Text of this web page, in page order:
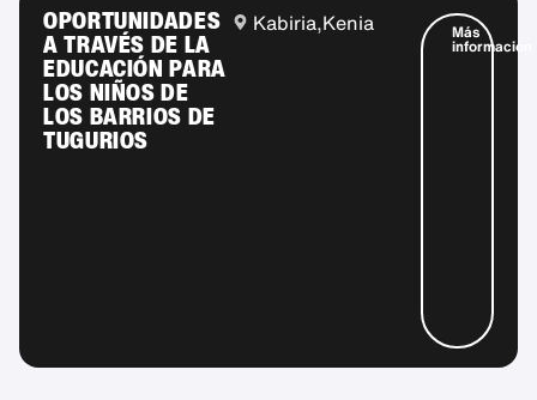
OPORTUNIDADES
A TRAVÉS DE LA
EDUCACIÓN PARA
LOS NIÑOS DE
LOS BARRIOS DE
TUGURIOS
Kabiria,Kenia Más
información